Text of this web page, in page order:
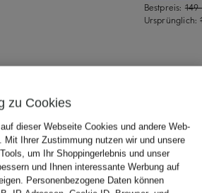
Bestpreis:
Ursprünglich:
zu Cookies
dieser Webseite Cookies und andere Web-
Mit Ihrer Zustimmung nutzen wir und unsere
um Ihr Shoppingerlebnis und unser
und Ihnen interessante Werbung auf
Personenbezogene Daten können